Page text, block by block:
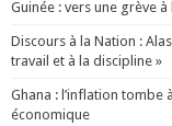
Guinée : vers une grève à
Discours à la Nation :
travail et à la discipline »
Ghana : l’inflation tombe
économique